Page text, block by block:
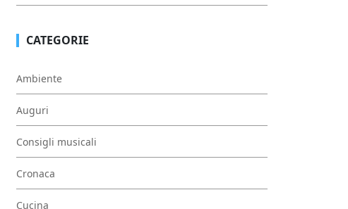
CATEGORIE
Ambiente
Auguri
Consigli musicali
Cronaca
Cucina